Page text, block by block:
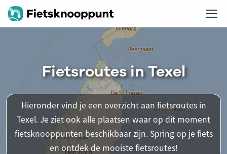
Fietsroutes in Texel
Hieronder vind je een overzicht aan fietsroutes in
Texel. Je ziet ook alle plaatsen waar op dit moment
fietsknooppunten beschikbaar zijn. Spring op je fiets
en ontdek de mooiste fietsroutes!